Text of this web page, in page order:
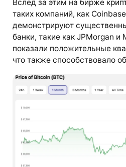
Вслед за этим на бирже
таких компаний, как
демонстрируют
банки, такие как JPMorgan и
показали положительные
что также способствовало